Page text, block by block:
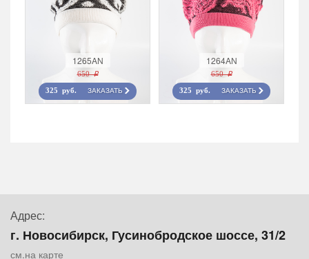
1265AN
650 r
325 руб. ЗАКАЗАТЬ
1264AN
650 r
325 руб. ЗАКАЗАТЬ
Адрес:
г. Новосибирск, Гусинобродское шоссе, 31/2
см.на карте